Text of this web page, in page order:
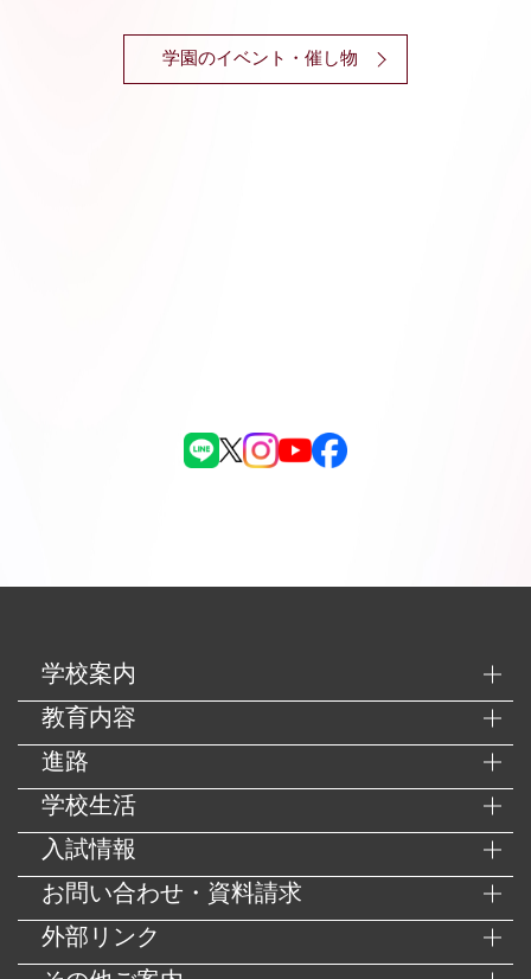
学園のイベント・催し物
学校案内
教育内容
進路
学校生活
入試情報
お問い合わせ・資料請求
外部リンク